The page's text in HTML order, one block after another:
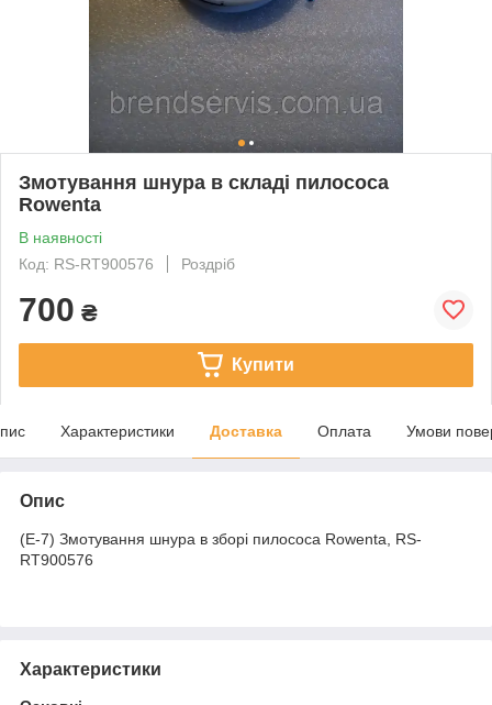
Змотування шнура в складі пилососа
Rowenta
В наявності
Код: RS-RT900576
Роздріб
700 ₴
Купити
Характеристики Доставка Оплата Умови
Опис
(E-7) Змотування шнура в зборі пилососа Rowenta, RS-
RT900576
Характеристики